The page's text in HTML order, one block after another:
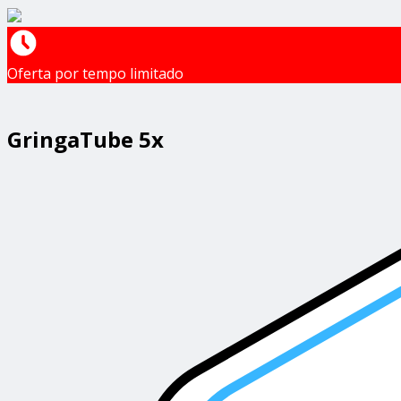
Oferta por tempo limitado
GringaTube 5x